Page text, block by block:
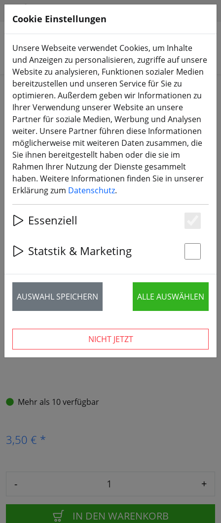
Produkte suchen
Start Akkus Ladezubehör
ToolkitRC XT60 auf XT30 Adapter
Mehr als 10 verfügbar
3,50 € *
- +
IN DEN WARENKORB
Cookie Einstellungen
Unsere Webseite verwendet Cookies, um Inhalte
und Anzeigen zu personalisieren, zugriffe auf unsere
Website zu analysieren, Funktionen sozialer Medien
bereitzustellen und unseren Service für Sie zu
optimieren. Außerdem geben wir Informationen zu
Ihrer Verwendung unserer Website an unsere
Partner für soziale Medien, Werbung und Analysen
weiter. Unsere Partner führen diese Informationen
möglicherweise mit weiteren Daten zusammen, die
Sie ihnen bereitgestellt haben oder die sie im
Rahmen Ihrer Nutzung der Dienste gesammelt
haben. Weitere Informationen finden Sie in unserer
Erklärung zum Datenschutz.
Essenziell
Statstik & Marketing
AUSWAHL SPEICHERN ALLE AUSWÄHLEN
NICHT JETZT